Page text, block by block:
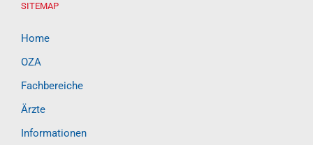
SITEMAP
Home
OZA
Fachbereiche
Ärzte
Informationen